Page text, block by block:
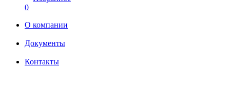
0
О компании
Документы
Контакты